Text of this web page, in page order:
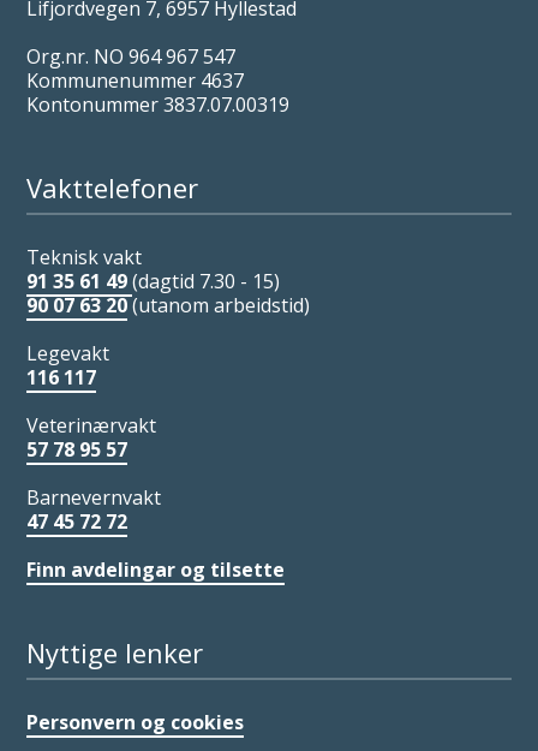
Lifjordvegen 7, 6957 Hyllestad
Org.nr. NO 964 967 547
Kommunenummer 4637
Kontonummer 3837.07.00319
Vakttelefoner
Teknisk vakt
91 35 61 49(dagtid 7.30 - 15)
90 07 63 20(utanom arbeidstid)
Legevakt
116 117
Veterinærvakt
57 78 95 57
Barnevernvakt
47 45 72 72
Finn avdelingar og tilsette
Nyttige lenker
Personvern og cookies